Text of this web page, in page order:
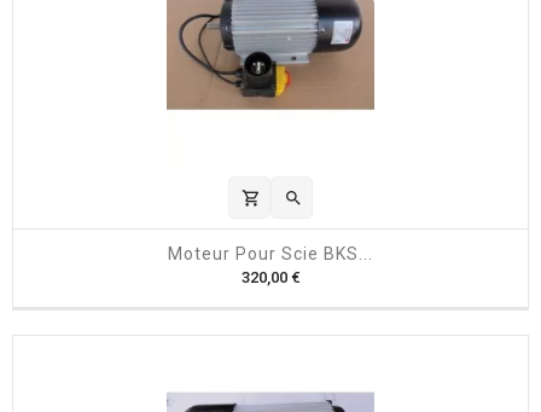
i
t
u
e
l
shopping_cart 
Moteur Pour Scie BKS...
320,00 €P
x